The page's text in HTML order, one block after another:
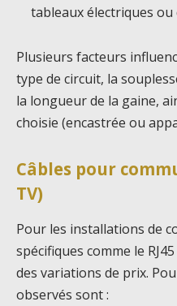
tableaux électriques ou
Plusieurs facteurs
type de circuit, la
la longueur de la gaine,
choisie (encastrée ou
Câbles pour
TV)
Pour les installations de
spécifiques comme le
des variations de prix.
observés sont :